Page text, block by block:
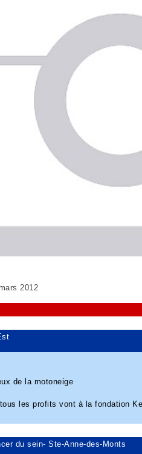
2012
de la motoneige
les profits vont à la fondation
du sein- Ste-Anne-des-Monts